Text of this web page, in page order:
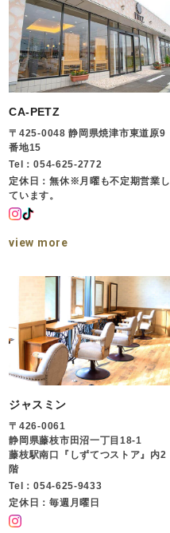
CA-PETZ
〒425-0048 静岡県焼津市東道原9
番地15
Tel：054-625-2772
定休日：無休※月曜も不定期営業し
ています。
view more
ジャスミン
〒426-0061
静岡県藤枝市田沼一丁目18-1
藤枝駅南口『しずてつストア』内2
階
Tel：054-625-9433
定休日：毎週月曜日